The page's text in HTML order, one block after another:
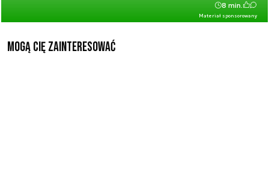
Materiał sponsorowany
8 min.
Mogą Cię zainteresować